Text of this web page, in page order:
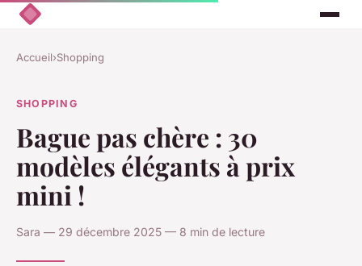
Accueil›Shopping
SHOPPING
Bague pas chère : 30
modèles élégants à prix
mini !
Sara — 29 décembre 2025 — 8 min de lecture